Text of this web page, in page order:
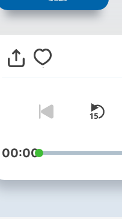
00:00